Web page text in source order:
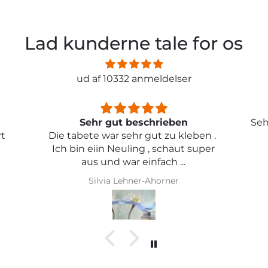
Lad kunderne tale for os
ud af 10332 anmeldelser
.
Sehr schön und von toller Qualität
Iris Griese